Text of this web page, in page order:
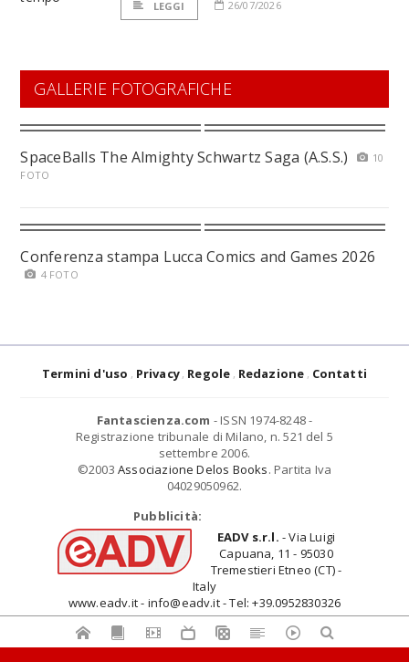
LEGGI 26/07/2026
GALLERIE FOTOGRAFICHE
SpaceBalls The Almighty Schwartz Saga (A.S.S.)
10
FOTO
Conferenza stampa Lucca Comics and Games 2026
4 FOTO
Termini d'uso Privacy Regole Redazione Contatti
Fantascienza.com - ISSN 1974-8248 -
Registrazione tribunale di Milano, n. 521 del 5
settembre 2006.
©2003 Associazione Delos Books. Partita Iva
04029050962.
Pubblicità:
EADV s.r.l. - Via Luigi
Capuana, 11 - 95030
Tremestieri Etneo (CT) -
Italy
www.eadv.it - info@eadv.it - Tel: +39.0952830326